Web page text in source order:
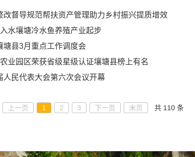
改督导规范帮扶资产管理助力乡村振兴提质增效
水壤塘冷水鱼养殖产业起步
塘县3月重点工作调度会
业园区荣获省级星级认证壤塘县榜上有名
人民代表大会第六次会议开幕
上一页 1 2 3 下一页 末页 共 110 条